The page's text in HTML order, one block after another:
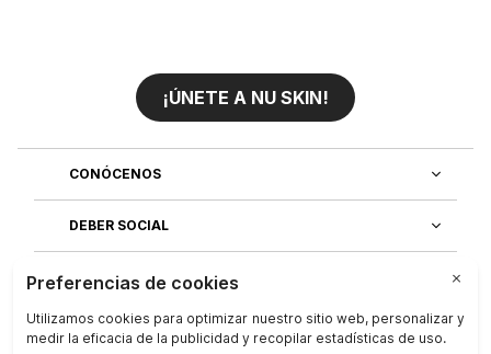
¡ÚNETE A NU SKIN!
CONÓCENOS
DEBER SOCIAL
ÚNETE AL EQUIPO
DESCUBRE NUESTRAS APLICACIONES